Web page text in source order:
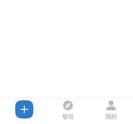
發現 我的